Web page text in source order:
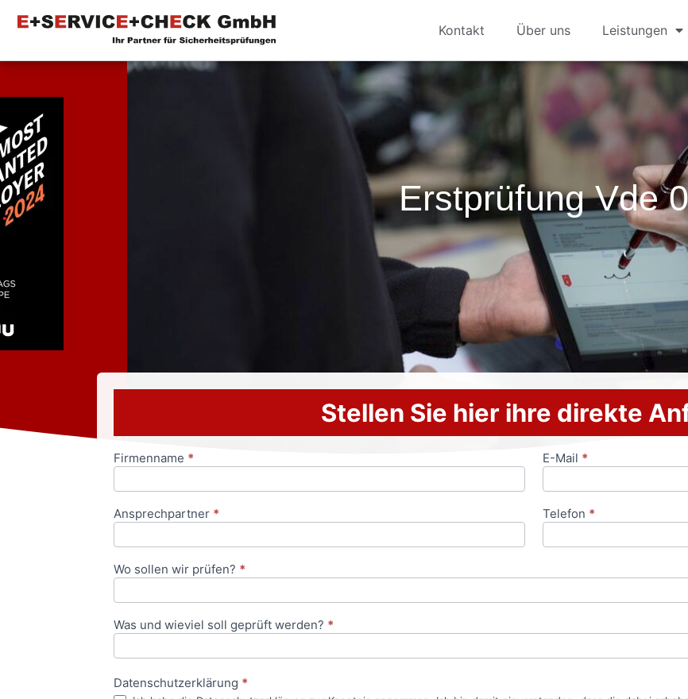
Kontakt Über uns Leistungen
Erstprüfung Vde
Stellen Sie hier ihre direkte
Anfrageformular
Firmenname * E-Mail *
Ansprechpartner * Telefon *
Wo sollen wir prüfen? *
Was und wieviel soll geprüft werden? *
Datenschutzerklärung *